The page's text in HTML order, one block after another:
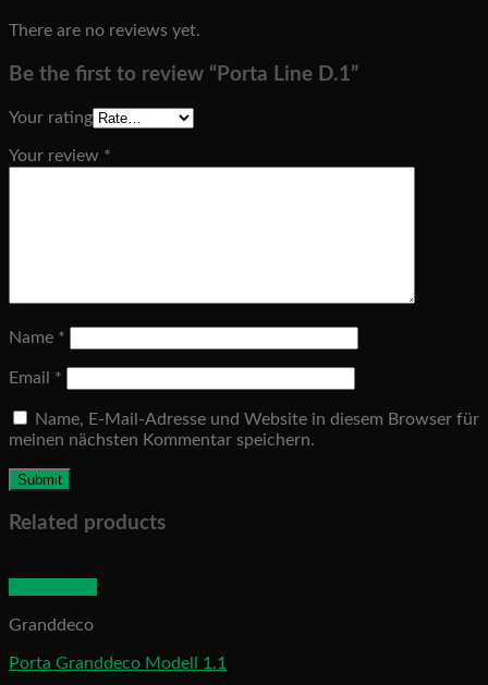
There are no reviews yet.
Be the first to review “Porta Line D.1”
Your rating
Your review *
Name *
Email *
Name, E-Mail-Adresse und Website in diesem Browser für
meinen nächsten Kommentar speichern.
Related products
Granddeco
Porta Granddeco Modell 1.1